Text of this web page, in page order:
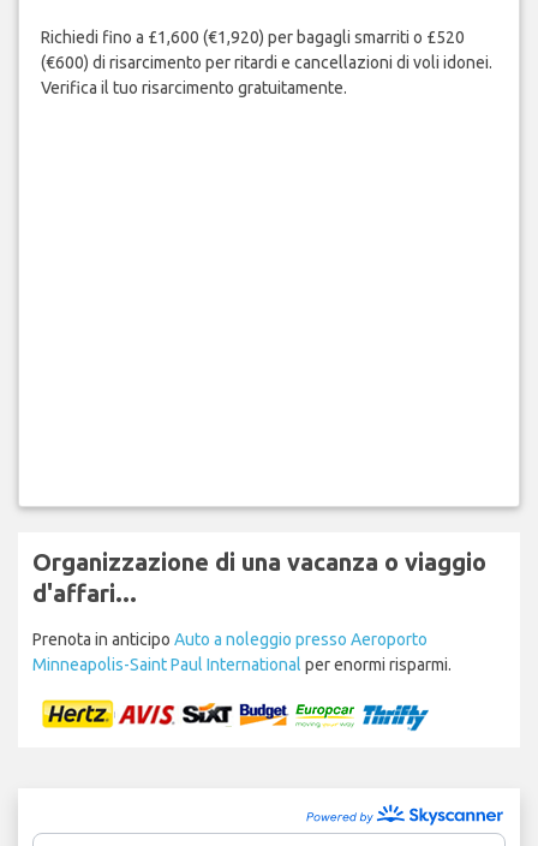
Richiedi fino a £1,600 (€1,920) per bagagli smarriti o £520
(€600) di risarcimento per ritardi e cancellazioni di voli idonei.
Verifica il tuo risarcimento gratuitamente.
Organizzazione di una vacanza o viaggio
d'affari...
Prenota in anticipo Auto a noleggio presso Aeroporto
Minneapolis-Saint Paul International per enormi risparmi.